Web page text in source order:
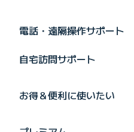
電話・遠隔操作サポート
自宅訪問サポート
お得＆便利に使いたい